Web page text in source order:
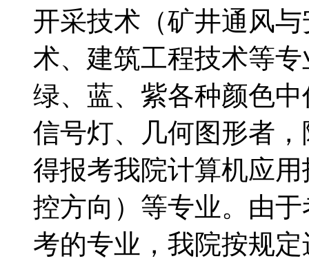
开采技术（矿井通风
术、建筑工程技术等
绿、蓝、紫各种颜色
信号灯、几何图形者
得报考我院计算机应
控方向）等专业。由
考的专业，我院按规